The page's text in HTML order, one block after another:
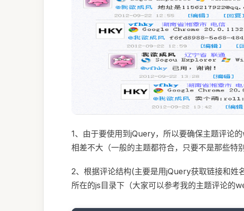
1、由于要使用到jQuery，所以要确保主题评论
相差不大（一般的主题都符合，只要不是那些特
2、根据评论结构(主要是用jQuery获取链接和
所在的js目录下（大家可以参考我的主题评论的